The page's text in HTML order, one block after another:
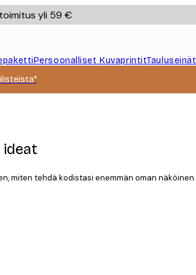
yli 59 €
Persoonalliset KuvaprintitTauluseinät
miten tehdä kodistasi enemmän oman näköinen.